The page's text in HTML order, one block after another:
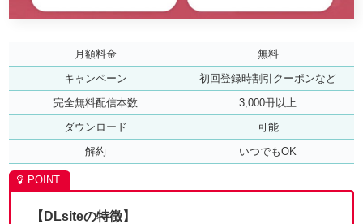
月額料金
無料
キャンペーン
初回登録時割引クーポンなど
完全無料配信本数
3,000冊以上
ダウンロード
可能
解約
いつでもOK
【DLsiteの特徴】